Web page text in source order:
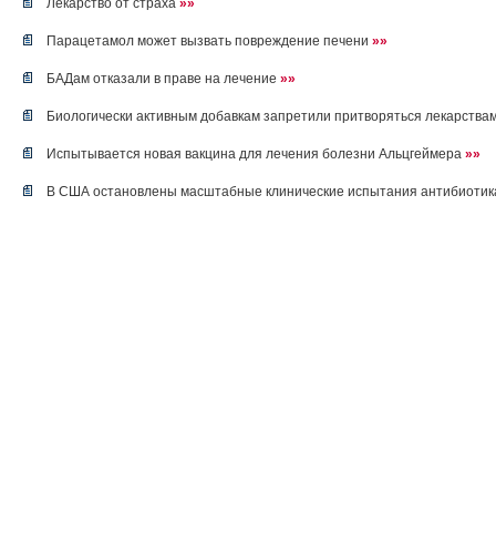
Парацетамол может вызвать повреждение печени »»
БАДам отказали в праве на лечение »»
Биологически активным добавкам запретили притворяться
Испытывается новая вакцина для лечения болезни Альцгеймера »»
В США остановлены масштабные клинические испытания